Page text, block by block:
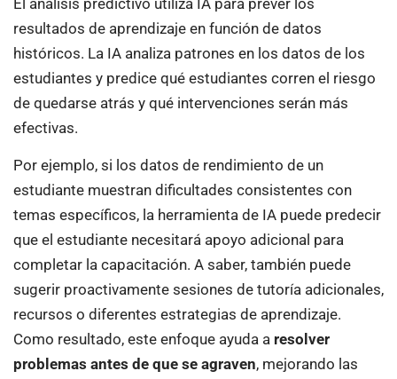
resultados de aprendizaje en función de datos
históricos. La IA analiza patrones en los datos de los
estudiantes y predice qué estudiantes corren el riesgo
de quedarse atrás y qué intervenciones serán más
efectivas.
Por ejemplo, si los datos de rendimiento de un
estudiante muestran dificultades consistentes con
temas específicos, la herramienta de IA puede predecir
que el estudiante necesitará apoyo adicional para
completar la capacitación. A saber, también puede
sugerir proactivamente sesiones de tutoría adicionales,
recursos o diferentes estrategias de aprendizaje.
Como resultado, este enfoque ayuda a resolver
problemas antes de que se agraven, mejorando las